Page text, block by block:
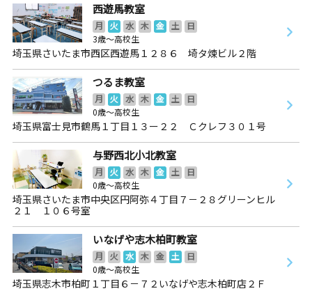
西遊馬教室
月 火 水 木 金 土
日
3歳～高校生
埼玉県さいたま市西区西遊馬１２８６ 埼タ煉ビル２階
つるま教室
月 火 水 木 金 土
日
0歳～高校生
埼玉県富士見市鶴馬１丁目１３ー２２ Ｃクレフ３０１号
与野西北小北教室
月 火 水 木 金 土
日
0歳～高校生
埼玉県さいたま市中央区円阿弥４丁目７－２８グリーンヒル
２１ １０６号室
いなげや志木柏町教室
月 火 水 木 金 土
日
0歳～高校生
埼玉県志木市柏町１丁目６－７２いなげや志木柏町店２Ｆ